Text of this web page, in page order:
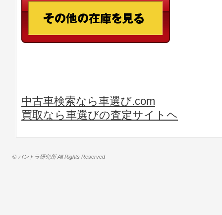
中古車検索なら車選び.com
買取なら車選びの査定サイトヘ
© バントラ研究所 All Rights Reserved